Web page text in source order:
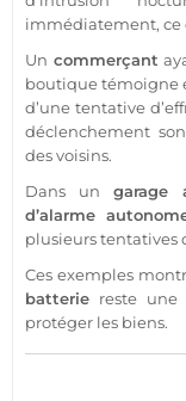
immédiatement, ce
Un commerçant
boutiquetémoigne
d’une tentative
déclenchement
des voisins.
Dans un garage
d’alarme
plusieurs tentatives
Ces exemples
batterie reste une
protéger les biens.